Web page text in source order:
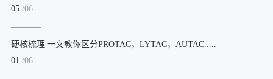
05 /06
硬核梳理|一文教你区分PROTAC，LYTAC，AUTAC.....
01 /06